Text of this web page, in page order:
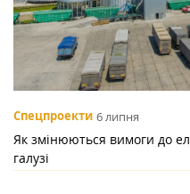
Спецпроекти 6 липня
Як змінюються вимоги до
галузі